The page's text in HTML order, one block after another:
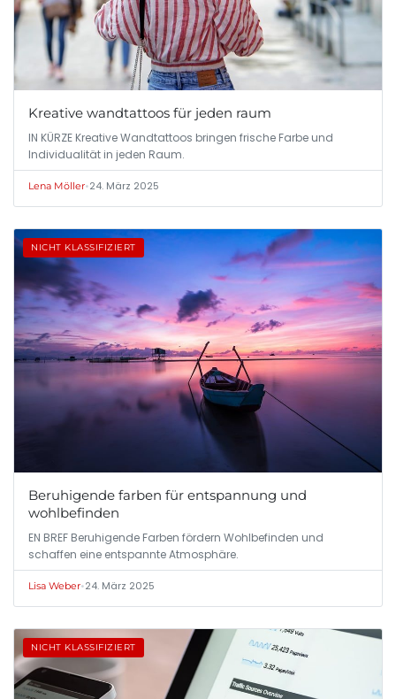
Kreative wandtattoos für jeden raum
IN KÜRZE Kreative Wandtattoos bringen frische Farbe und
Individualität in jeden Raum.
Lena Möller•24. März 2025
NICHT KLASSIFIZIERT
Beruhigende farben für entspannung und
wohlbefinden
EN BREF Beruhigende Farben fördern Wohlbefinden und
schaffen eine entspannte Atmosphäre.
Lisa Weber•24. März 2025
NICHT KLASSIFIZIERT